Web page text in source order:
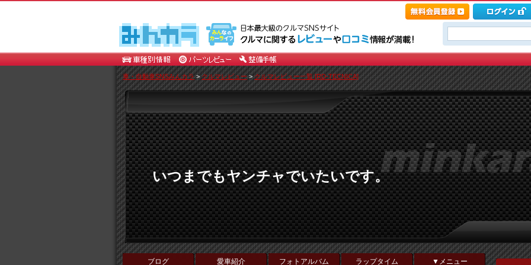
車・自動車SNSみんカラ>クルマレビュー>クルマレビュー一覧 [RD-TECNICA]
いつまでもヤンチャでいたいです。
ブログ 愛車紹介 フォトアルバム ラップタイム ▼メニュー